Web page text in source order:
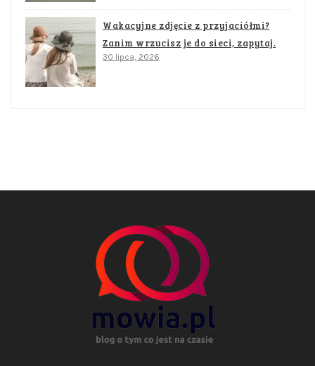
Wakacyjne zdjęcie z przyjaciółmi?
Zanim wrzucisz je do sieci, zapytaj.
30 lipca, 2026